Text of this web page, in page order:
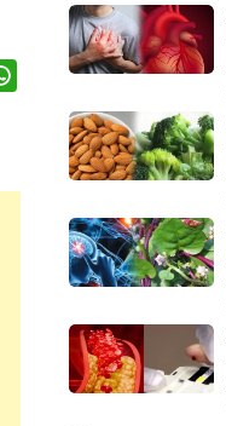
chi,
pasalaikeerai